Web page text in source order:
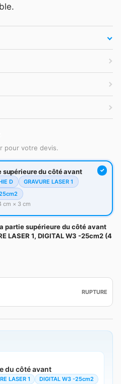
pour votre devis.
supérieure du côté avant
D
GRAVURE LASER 1
cm × 3 cm
partie supérieure du côté avant
LASER 1, DIGITAL W3 -25cm2 (4
RUPTURE
du côté avant
LASER 1 DIGITAL W3 -25cm2